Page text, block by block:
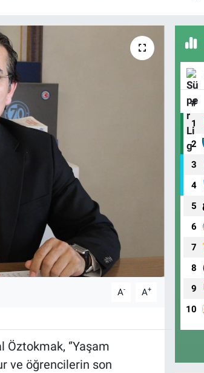
A- A+
‘’Yaşam
ve öğrencilerin son
#
1
2
3
4
5
6
7
8
9
10